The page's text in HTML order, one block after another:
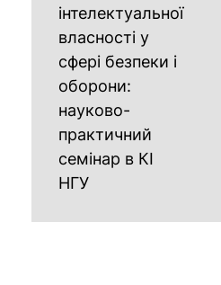
інтелектуальної
власності у
сфері безпеки і
оборони:
науково-
практичний
семінар в КІ
НГУ